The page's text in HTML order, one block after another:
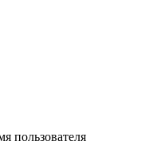
пользователя